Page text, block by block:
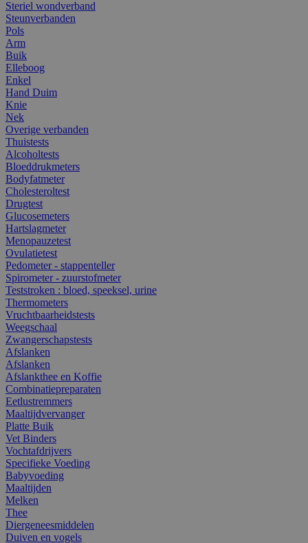
Steriel wondverband
Steunverbanden
Pols
Arm
Buik
Elleboog
Enkel
Hand Duim
Knie
Nek
Overige verbanden
Thuistests
Alcoholtests
Bloeddrukmeters
Bodyfatmeter
Cholesteroltest
Drugtest
Glucosemeters
Hartslagmeter
Menopauzetest
Ovulatietest
Pedometer - stappenteller
Spirometer - zuurstofmeter
Teststroken : bloed, speeksel, urine
Thermometers
Vruchtbaarheidstests
Weegschaal
Zwangerschapstests
Afslanken
Afslanken
Afslankthee en Koffie
Combinatiepreparaten
Eetlustremmers
Maaltijdvervanger
Platte Buik
Vet Binders
Vochtafdrijvers
Specifieke Voeding
Babyvoeding
Maaltijden
Melken
Thee
Diergeneesmiddelen
Duiven en vogels